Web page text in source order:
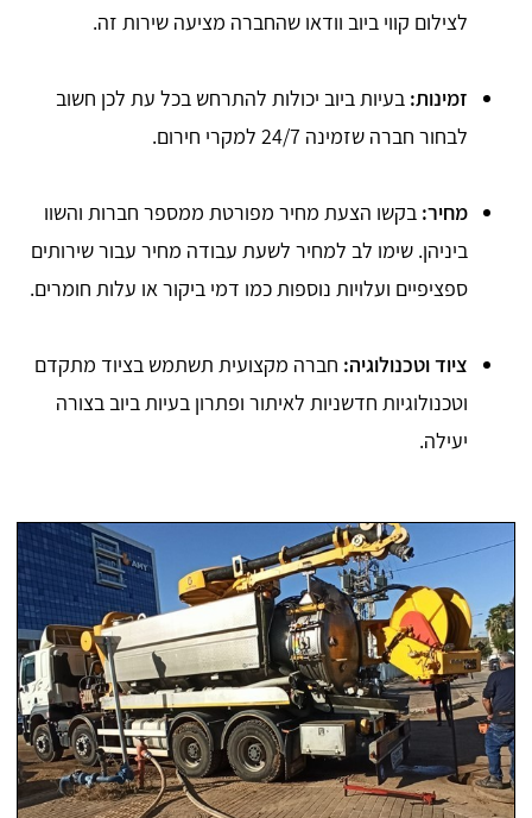
לצילום קווי ביוב וודאו שהחברה מציעה שירות זה.
זמינות: בעיות ביוב יכולות להתרחש בכל עת לכן חשוב
לבחור חברה שזמינה 24/7 למקרי חירום.
מחיר: בקשו הצעת מחיר מפורטת ממספר חברות והשוו
ביניהן. שימו לב למחיר לשעת עבודה מחיר עבור שירותים
ספציפיים ועלויות נוספות כמו דמי ביקור או עלות חומרים.
ציוד וטכנולוגיה: חברה מקצועית תשתמש בציוד מתקדם
וטכנולוגיות חדשניות לאיתור ופתרון בעיות ביוב בצורה
יעילה.